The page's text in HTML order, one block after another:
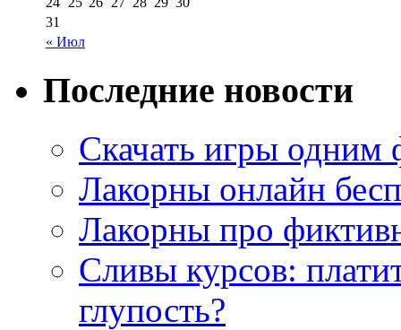
« Июл
31
Последние новости
Скачать игры одним
Лакорны онлайн
Лакорны про
Сливы курсов:
глупость?